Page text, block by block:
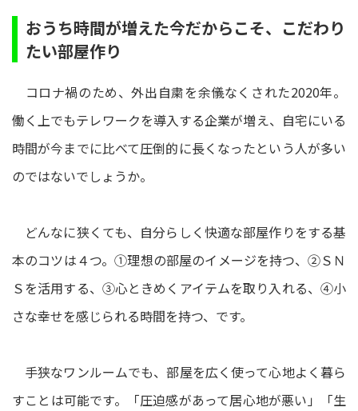
おうち時間が増えた今だからこそ、こだわり
たい部屋作り
コロナ禍のため、外出自粛を余儀なくされた2020年。
働く上でもテレワークを導入する企業が増え、自宅にいる
時間が今までに比べて圧倒的に長くなったという人が多い
のではないでしょうか。
どんなに狭くても、自分らしく快適な部屋作りをする基
本のコツは４つ。①理想の部屋のイメージを持つ、②ＳＮ
Ｓを活用する、③心ときめくアイテムを取り入れる、④小
さな幸せを感じられる時間を持つ、です。
手狭なワンルームでも、部屋を広く使って心地よく暮ら
すことは可能です。「圧迫感があって居心地が悪い」「生